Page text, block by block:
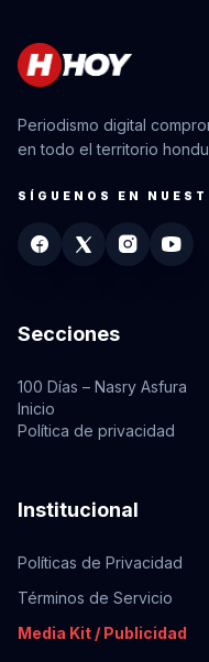
Periodismo digital
en todo el territorio
SÍGUENOS EN
Secciones
100 Días – Nasry Asfura
Inicio
Política de privacidad
Institucional
Políticas de Privacidad
Términos de Servicio
Media Kit / Publicidad